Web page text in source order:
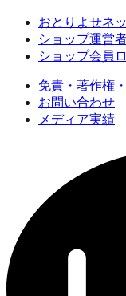
おとりよせネ
ショップ運営
ショップ会員
免責・著作権
お問い合わせ
メディア実績